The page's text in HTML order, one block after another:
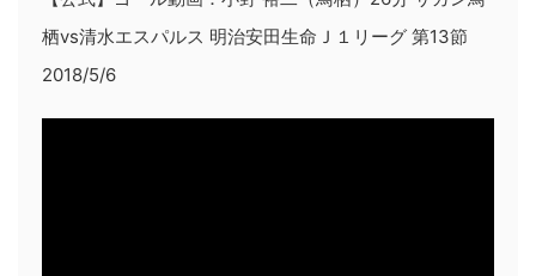
栖vs清水エスパルス 明治安田生命Ｊ１リーグ 第13節
2018/5/6